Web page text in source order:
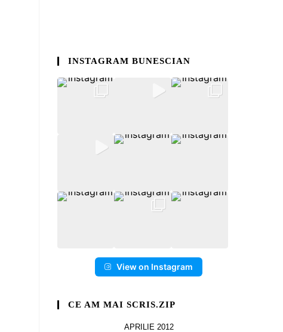
INSTAGRAM BUNESCIAN
View on Instagram
CE AM MAI SCRIS.ZIP
APRILIE 2012